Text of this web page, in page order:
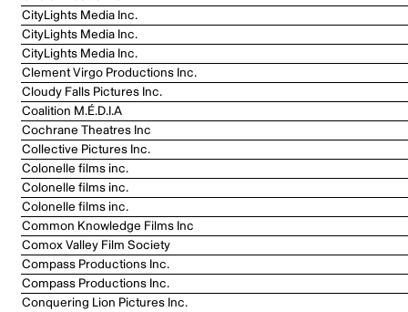
CityLights Media Inc.
CityLights Media Inc.
CityLights Media Inc.
Clement Virgo Productions Inc.
Cloudy Falls Pictures Inc.
Coalition M.É.D.I.A
Cochrane Theatres Inc
Collective Pictures Inc.
Colonelle films inc.
Colonelle films inc.
Colonelle films inc.
Common Knowledge Films Inc
Comox Valley Film Society
Compass Productions Inc.
Compass Productions Inc.
Conquering Lion Pictures Inc.